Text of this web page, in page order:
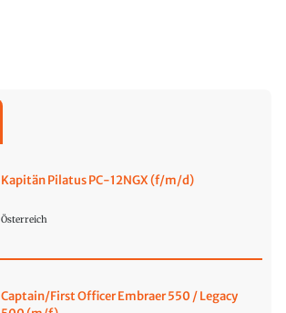
Kapitän Pilatus PC-12NGX (f/m/d)
Österreich
Captain/First Officer Embraer 550 / Legacy